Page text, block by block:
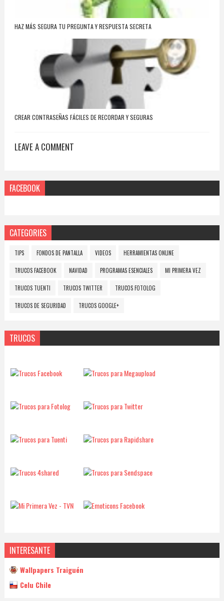
HAZ MÁS SEGURA TU PREGUNTA Y RESPUESTA SECRETA
CREAR CONTRASEÑAS FÁCILES DE RECORDAR Y SEGURAS
LEAVE A COMMENT
FACEBOOK
CATEGORIES
TIPS FONDOS DE PANTALLA VIDEOS HERRAMIENTAS ONLINE
TRUCOS FACEBOOK NAVIDAD PROGRAMAS ESENCIALES MI PRIMERA VEZ
TRUCOS TUENTI TRUCOS TWITTER TRUCOS FOTOLOG
TRUCOS DE SEGURIDAD TRUCOS GOOGLE+
TRUCOS
INTERESANTE
Wallpapers Traiguén
Celu Chile